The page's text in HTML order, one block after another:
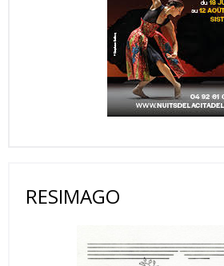
RESIMAGO